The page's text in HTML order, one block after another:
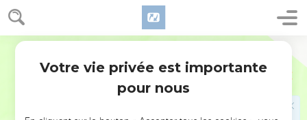
Romains 14
viande, tu ne te conduis point [en cela] par la charité ; ne
détruis point par la viande celui pour lequel Christ est mort.
Que l'avantage dont vous jouissez ne soit point exposé à
Car le Royaume de Dieu n'est point viande ni breuvage ;
mais il est justice, paix, et joie par le Saint-Esprit.
Et celui qui sert Christ en ces choses-là, est agréable à
Votre vie privée est importante
pour nous